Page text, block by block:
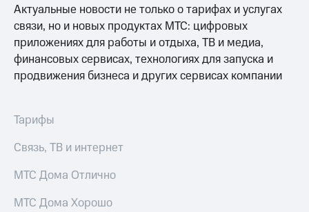
Документы
ПАО
"МТС"
Собрания
акционеров
Личный
Контроль
аудит
Рынок
акций
Актуальные новости не только о тарифах и услугах
связи, но и новых продуктах МТС: цифровых
приложениях для работы и отдыха, ТВ и медиа,
финансовых сервисах, технологиях для запуска и
продвижения бизнеса и других сервисах компании
Тарифы
Связь, ТВ и интернет
МТС Дома Отлично
МТС Дома Хорошо